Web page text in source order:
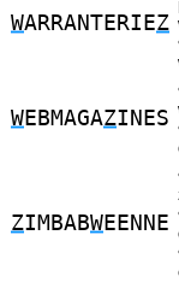
WARRANTERIEZ
WEBMAGAZINES
ZIMBABWEENNE